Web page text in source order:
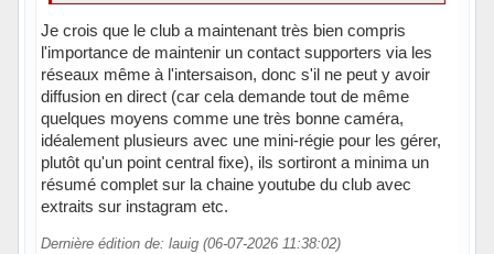
Je crois que le club a maintenant très bien compris
l'importance de maintenir un contact supporters via les
réseaux même à l'intersaison, donc s'il ne peut y avoir
diffusion en direct (car cela demande tout de même
quelques moyens comme une très bonne caméra,
idéalement plusieurs avec une mini-régie pour les gérer,
plutôt qu'un point central fixe), ils sortiront a minima un
résumé complet sur la chaine youtube du club avec
extraits sur instagram etc.
Dernière édition de: lauig (06-07-2026 11:38:02)